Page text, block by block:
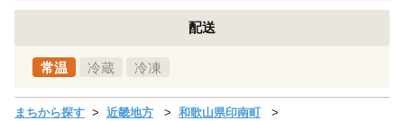
配送
常温 冷蔵 冷凍
まちから探す 近畿地方
和歌山県印南町